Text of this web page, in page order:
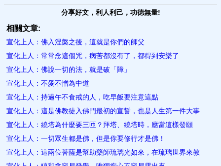
分享好文，利人利己，功德無量!
相關文章:
宣化上人：佛入涅槃之後，這就是你們的師父
宣化上人：常常念這個咒，病苦都沒有了，都得到安樂了
宣化上人：佛說一切的法，就是破「障」
宣化上人：不愛不憎為中道
宣化上人：持過午不食戒的人，吃早飯要注意這點
宣化上人：這是佛教徒入佛門最初的宣誓，也是人生第一件大事
宣化上人：繞塔為什麼要三匝？拜塔、繞塔時，應當這樣發願
宣化上人：一切眾生都是佛，但是你要修行才是佛！
宣化上人：這兩位菩薩是幫助藥師琉璃光如來，在琉璃世界來教